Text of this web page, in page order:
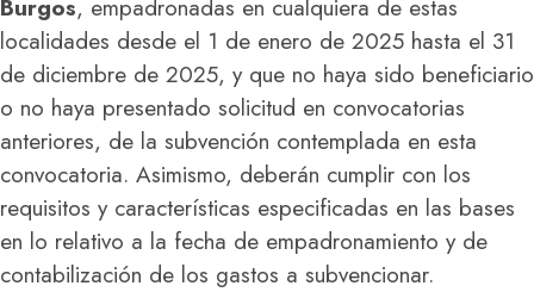
Burgos, empadronadas en cualquiera de estas
localidades desde el 1 de enero de 2025 hasta el 31
de diciembre de 2025, y que no haya sido beneficiario
o no haya presentado solicitud en convocatorias
anteriores, de la subvención contemplada en esta
convocatoria. Asimismo, deberán cumplir con los
requisitos y características especificadas en las bases
en lo relativo a la fecha de empadronamiento y de
contabilización de los gastos a subvencionar.